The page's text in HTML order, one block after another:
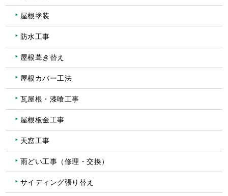
屋根塗装
防水工事
屋根葺き替え
屋根カバー工法
瓦屋根・漆喰工事
屋根板金工事
天窓工事
雨どい工事（修理・交換）
サイディング張り替え